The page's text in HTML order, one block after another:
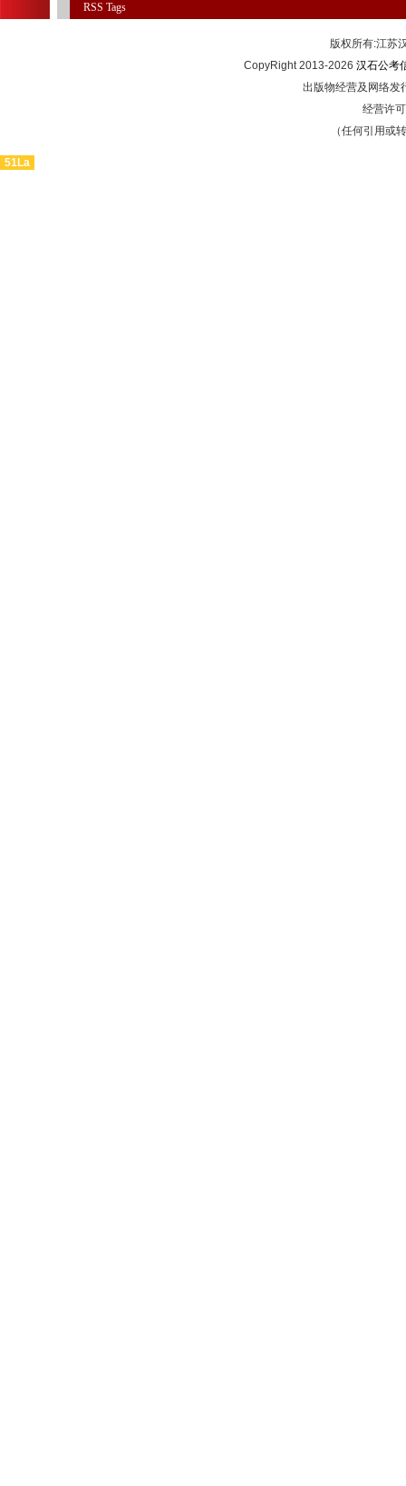
RSS Tags
版权所有:江
CopyRight 2013-2026 汉石公考
出版物经营及网络发
经营许
（任何引用或
51La